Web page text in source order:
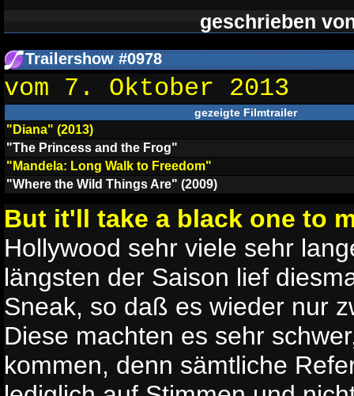
geschrieben
Trailershow #0978
vom 7. Oktober 2013
gezeigte Filmtrailer
"Diana" (2013)
"The Princess and the Frog"
"Mandela: Long Walk to Freedom"
"Where the Wild Things Are" (2009)
But it'll take a black one to
Hollywood sehr viele sehr
längsten der Saison lief
Sneak, so daß es wieder nur
Diese machten es sehr
kommen, denn sämtliche